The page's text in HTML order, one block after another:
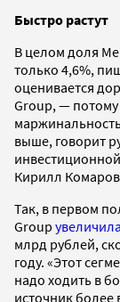
Быстро растут
В целом доля
только 4,6%,
оценивается
Group, — потому
выше, говорит
Кирилл
Так, в первом
Group увеличила
млрд рублей,
году. «Этот
надо ходить в
источник